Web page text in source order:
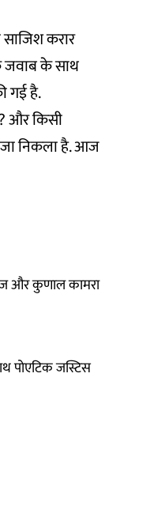
करार
जवाब के साथ
गई है.
और किसी
निकला है. आज
और कुणाल कामरा
पोएटिक जस्टिस